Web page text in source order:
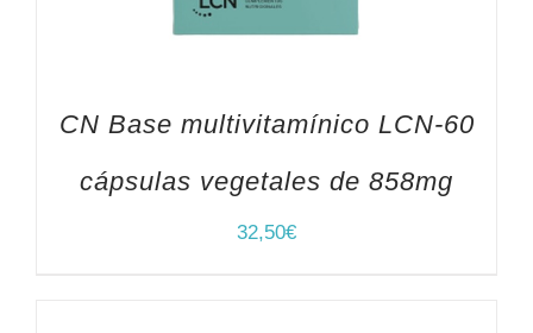
CN Base multivitamínico LCN-60
cápsulas vegetales de 858mg
32,50€